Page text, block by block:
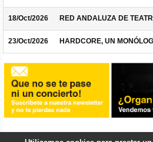
18/Oct/2026 RED ANDALUZA DE
23/Oct/2026 HARDCORE, UN